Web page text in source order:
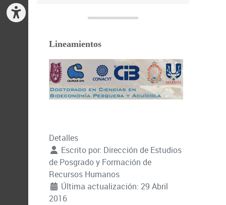
Lineamientos
Detalles
Escrito por: Dirección de Estudios
de Posgrado y Formación de
Recursos Humanos
Última actualización: 29 Abril
2016